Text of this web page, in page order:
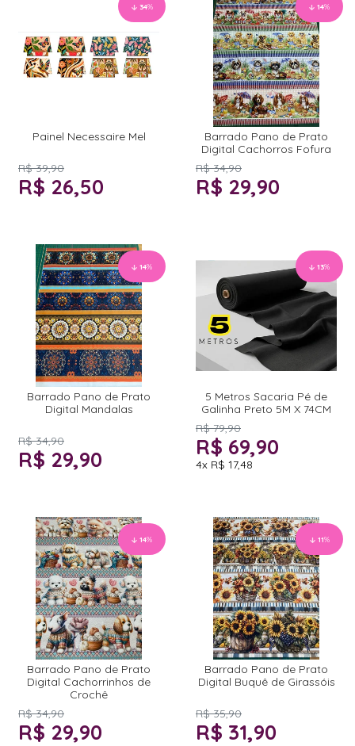
34%
Painel Necessaire Mel
R$ 39,90
R$ 26,50
14%
Barrado Pano de Prato
Digital Cachorros Fofura
R$ 34,90
R$ 29,90
14%
Barrado Pano de Prato
Digital Mandalas
R$ 34,90
R$ 29,90
13%
5 Metros Sacaria Pé de
Galinha Preto 5M X 74CM
R$ 79,90
R$ 69,90
4x R$ 17,48
14%
Barrado Pano de Prato
Digital Cachorrinhos de
Crochê
R$ 34,90
R$ 29,90
11%
Barrado Pano de Prato
Digital Buquê de Girassóis
R$ 35,90
R$ 31,90